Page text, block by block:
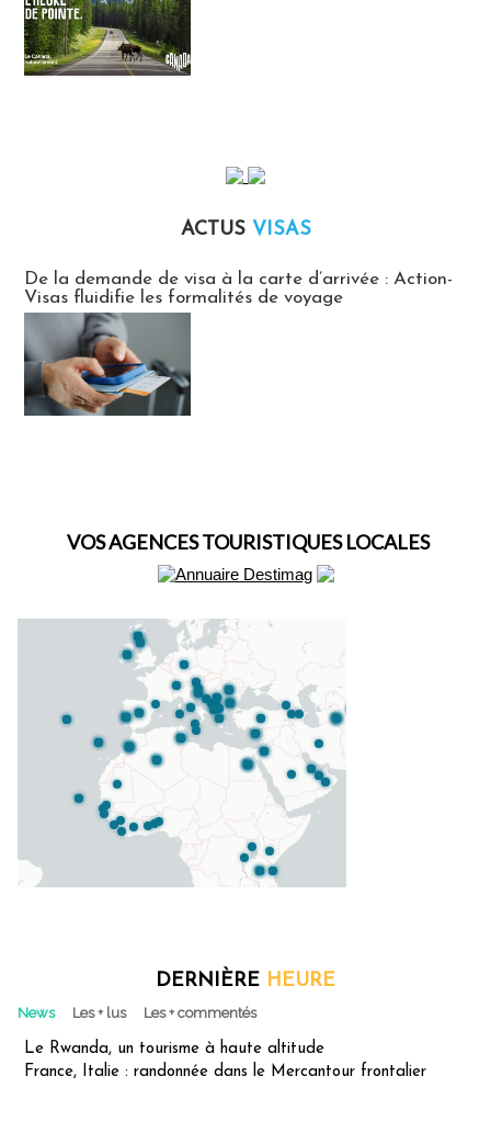
ACTUS VISAS
De la demande de visa à la carte d’arrivée : Action-
Visas fluidifie les formalités de voyage
VOS AGENCES TOURISTIQUES LOCALES
DERNIÈRE HEURE
News Les + lus Les + commentés
Le Rwanda, un tourisme à haute altitude
France, Italie : randonnée dans le Mercantour frontalier